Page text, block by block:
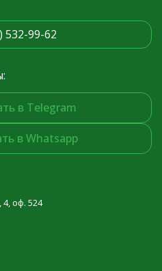
532-99-62
в Telegram
в Whatsapp
оф. 524